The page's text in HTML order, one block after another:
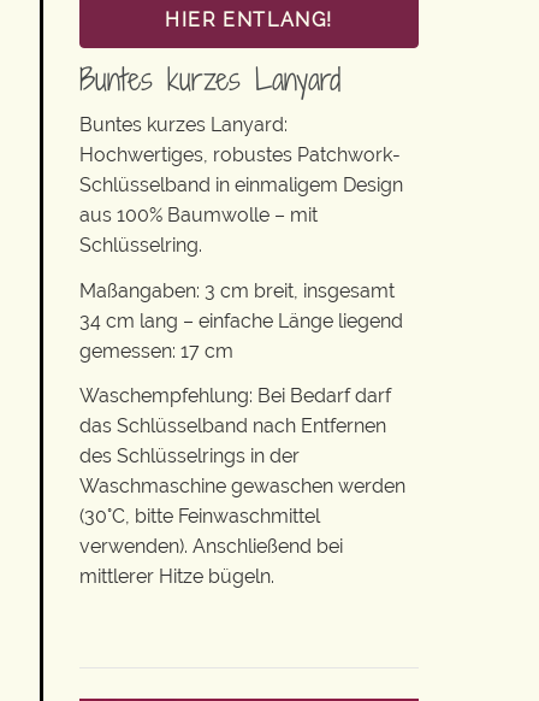
HIER ENTLANG!
Buntes kurzes Lanyard
Buntes kurzes Lanyard:
Hochwertiges, robustes Patchwork-
Schlüsselband in einmaligem Design
aus 100% Baumwolle – mit
Schlüsselring.
Maßangaben: 3 cm breit, insgesamt
34 cm lang – einfache Länge liegend
gemessen: 17 cm
Waschempfehlung: Bei Bedarf darf
das Schlüsselband nach Entfernen
des Schlüsselrings in der
Waschmaschine gewaschen werden
(30°C, bitte Feinwaschmittel
verwenden). Anschließend bei
mittlerer Hitze bügeln.